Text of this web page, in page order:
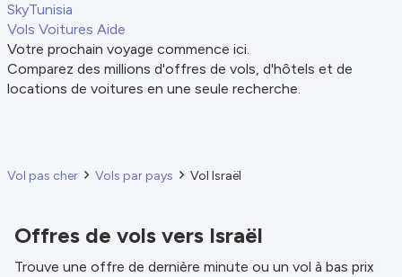
SkyTunisia
Vols Voitures Aide
Votre prochain voyage commence ici.
Comparez des millions d'offres de vols, d'hôtels et de
locations de voitures en une seule recherche.
Vol pas cher Vols par pays Vol Israël
Offres de vols vers Israël
Trouve une offre de dernière minute ou un vol à bas prix